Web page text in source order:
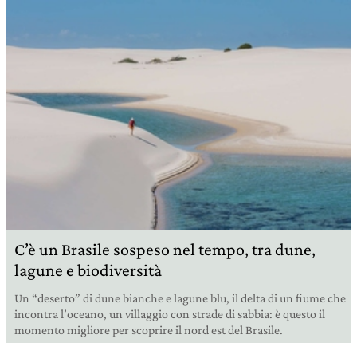
C’è un Brasile sospeso nel tempo, tra dune,
lagune e biodiversità
Un “deserto” di dune bianche e lagune blu, il delta di un fiume che
incontra l’oceano, un villaggio con strade di sabbia: è questo il
momento migliore per scoprire il nord est del Brasile.